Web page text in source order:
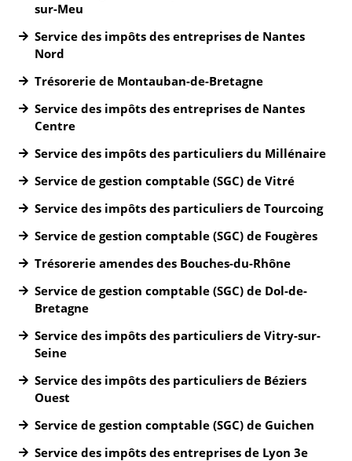
sur-Meu
Service des impôts des entreprises de Nantes
Nord
Trésorerie de Montauban-de-Bretagne
Service des impôts des entreprises de Nantes
Centre
Service des impôts des particuliers du Millénaire
Service de gestion comptable (SGC) de Vitré
Service des impôts des particuliers de Tourcoing
Service de gestion comptable (SGC) de Fougères
Trésorerie amendes des Bouches-du-Rhône
Service de gestion comptable (SGC) de Dol-de-
Bretagne
Service des impôts des particuliers de Vitry-sur-
Seine
Service des impôts des particuliers de Béziers
Ouest
Service de gestion comptable (SGC) de Guichen
Service des impôts des entreprises de Lyon 3e